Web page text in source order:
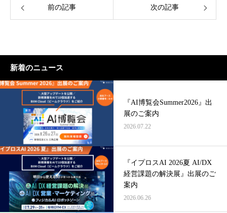
前の記事 次の記事
新着のニュース
『AI博覧会Summer2026』出
展のご案内
2026.07.22
『イプロスAI 2026夏 AI/DX
経営課題の解決展』出展のご
案内
2026.06.26